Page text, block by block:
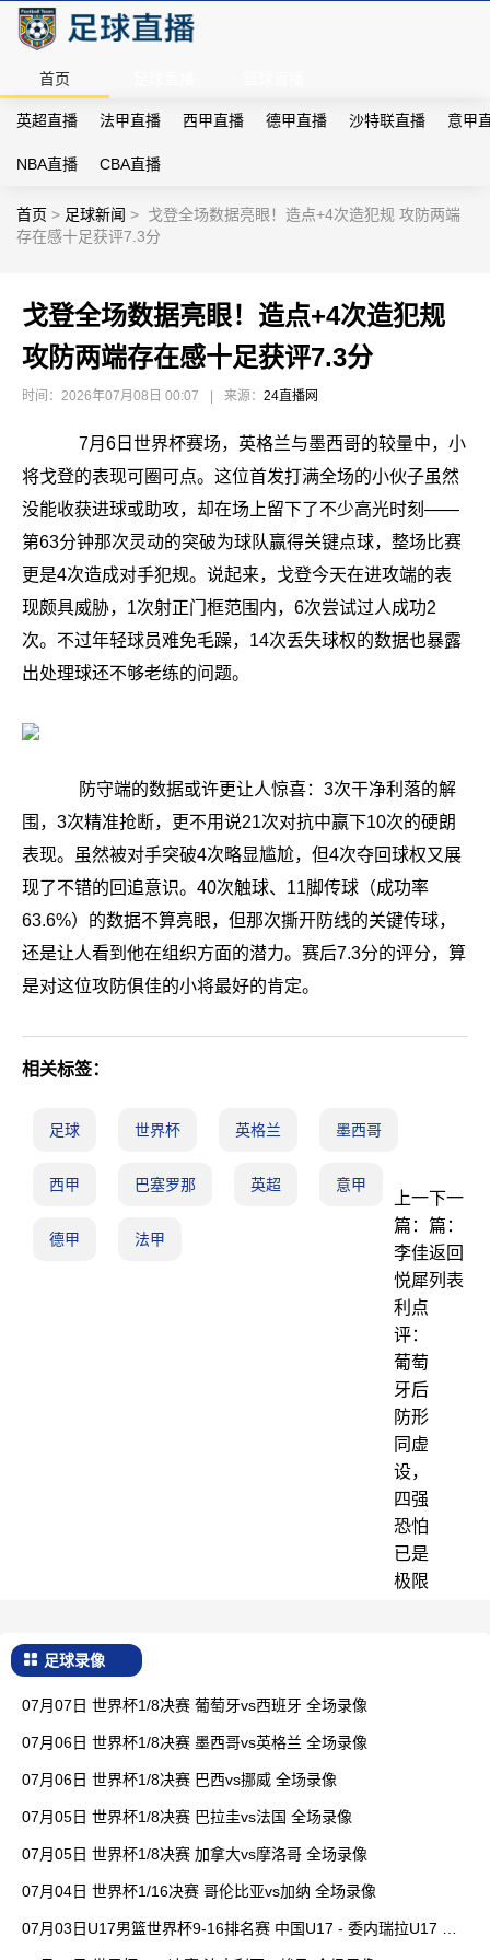
首页
英超直播 法甲直播 西甲直播 德甲直播 沙特联直播 意甲
NBA直播 CBA直播
首页 > 足球新闻 > 戈登全场数据亮眼！造点+4次造犯规 攻防两端
存在感十足获评7.3分
戈登全场数据亮眼！造点+4次造犯规
攻防两端存在感十足获评7.3分
时间：2026年07月08日 00:07 来源： 24直播网
7月6日世界杯赛场，英格兰与墨西哥的较量中，小
将戈登的表现可圈可点。这位首发打满全场的小伙子虽然
没能收获进球或助攻，却在场上留下了不少高光时刻——
第63分钟那次灵动的突破为球队赢得关键点球，整场比赛
更是4次造成对手犯规。说起来，戈登今天在进攻端的表
现颇具威胁，1次射正门框范围内，6次尝试过人成功2
次。不过年轻球员难免毛躁，14次丢失球权的数据也暴露
出处理球还不够老练的问题。
防守端的数据或许更让人惊喜：3次干净利落的解
围，3次精准抢断，更不用说21次对抗中赢下10次的硬朗
表现。虽然被对手突破4次略显尴尬，但4次夺回球权又展
现了不错的回追意识。40次触球、11脚传球（成功率
63.6%）的数据不算亮眼，但那次撕开防线的关键传球，
还是让人看到他在组织方面的潜力。赛后7.3分的评分，算
是对这位攻防俱佳的小将最好的肯定。
相关标签：
足球 世界杯 英格兰 墨西哥
西甲 巴塞罗那 英超 意甲
德甲 法甲
上一
篇：
李佳
悦犀
利点
评：
葡萄
牙后
防形
同虚
设，
四强
恐怕
已是
极限
下一
篇：
返回
列表
足球录像
07月07日 世界杯1/8决赛 葡萄牙vs西班牙 全场录像
07月06日 世界杯1/8决赛 墨西哥vs英格兰 全场录像
07月06日 世界杯1/8决赛 巴西vs挪威 全场录像
07月05日 世界杯1/8决赛 巴拉圭vs法国 全场录像
07月05日 世界杯1/8决赛 加拿大vs摩洛哥 全场录像
07月04日 世界杯1/16决赛 哥伦比亚vs加纳 全场录像
07月03日U17男篮世界杯9-16排名赛 中国U17 - 委内瑞拉U17 全